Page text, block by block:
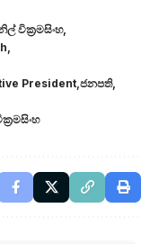
වික්‍රමසිංහ
President ජනපති